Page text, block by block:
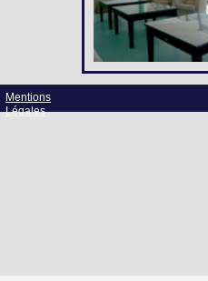
Mentions
Légales